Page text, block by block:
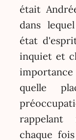
était
dans
état
inquiet et
quelle
rappelant
chaque